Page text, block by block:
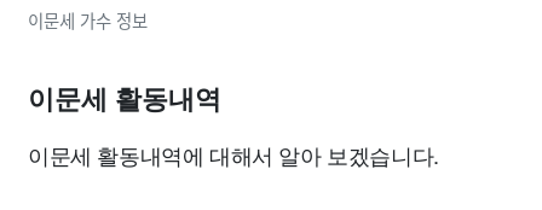
이문세 가수 정보
이문세 활동내역
이문세 활동내역에 대해서 알아 보겠습니다.